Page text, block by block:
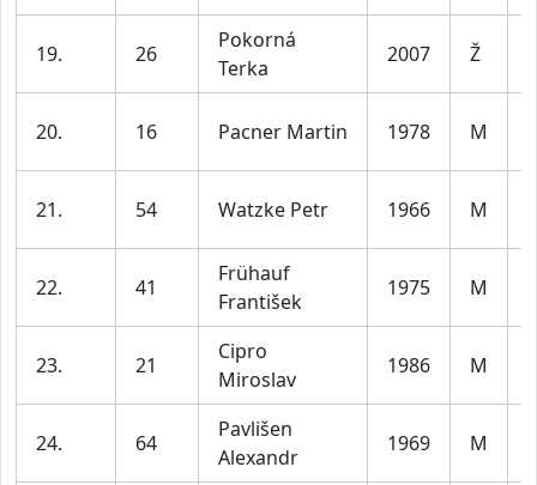
19. 26
Pokorná
Terka
2007 Ž
20. 16 Pacner Martin 1978 M
21. 54 Watzke Petr 1966 M
22. 41
Frühauf
František
1975 M
23. 21
Cipro
Miroslav
1986 M
24. 64
Pavlišen
Alexandr
1969 M